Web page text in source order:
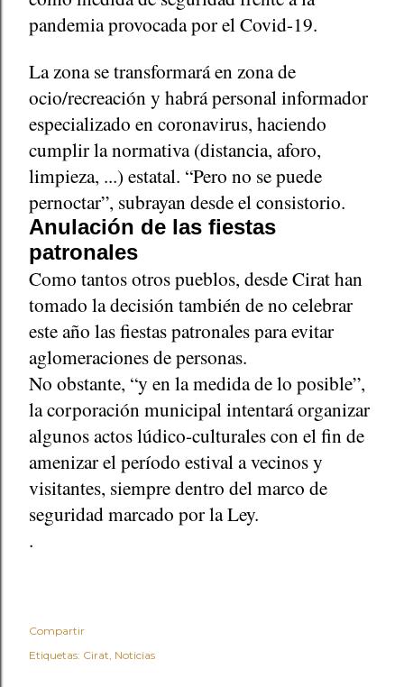
pandemia provocada por el Covid-19.
La zona se transformará en zona de
ocio/recreación y habrá personal informador
especializado en coronavirus, haciendo
cumplir la normativa (distancia, aforo,
limpieza, ...) estatal. “Pero no se puede
pernoctar”, subrayan desde el consistorio.
Anulación de las fiestas
patronales
Como tantos otros pueblos, desde Cirat han
tomado la decisión también de no celebrar
este año las fiestas patronales para evitar
aglomeraciones de personas.
No obstante, “y en la medida de lo posible”,
la corporación municipal intentará organizar
algunos actos lúdico-culturales con el fin de
amenizar el período estival a vecinos y
visitantes, siempre dentro del marco de
seguridad marcado por la Ley.
.
Compartir
Etiquetas: Cirat Noticias